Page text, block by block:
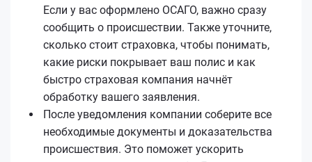
Если у вас оформлено ОСАГО, важно сразу
сообщить о происшествии. Также уточните,
сколько стоит страховка, чтобы понимать,
какие риски покрывает ваш полис и как
быстро страховая компания начнёт
обработку вашего заявления.
После уведомления компании соберите все
необходимые документы и доказательства
происшествия. Это поможет ускорить